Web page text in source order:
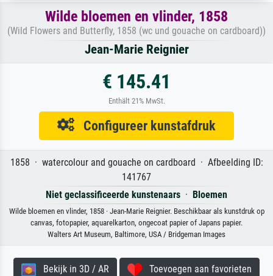
Wilde bloemen en vlinder, 1858
(Wild Flowers and Butterfly, 1858 (wc und gouache on cardboard))
Jean-Marie Reignier
€ 145.41
Enthält 21% MwSt.
Configureer kunstafdruk
1858 · watercolour and gouache on cardboard · Afbeelding ID:
141767
Niet geclassificeerde kunstenaars · Bloemen
Wilde bloemen en vlinder, 1858 · Jean-Marie Reignier. Beschikbaar als kunstdruk op
canvas, fotopapier, aquarelkarton, ongecoat papier of Japans papier.
Walters Art Museum, Baltimore, USA / Bridgeman Images
Bekijk in 3D / AR Toevoegen aan favorieten